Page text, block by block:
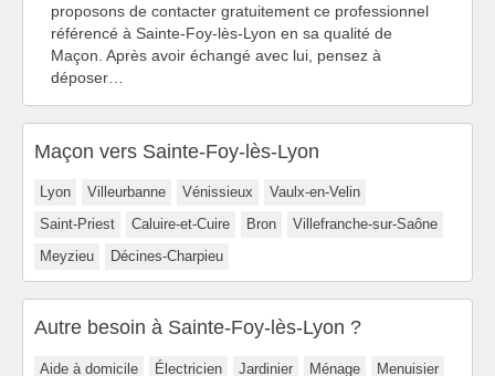
proposons de contacter gratuitement ce professionnel
référencé à Sainte-Foy-lès-Lyon en sa qualité de
Maçon. Après avoir échangé avec lui, pensez à
déposer…
Maçon vers Sainte-Foy-lès-Lyon
Lyon Villeurbanne Vénissieux
Vaulx-en-Velin
Saint-Priest
Caluire-et-Cuire Bron
Villefranche-sur-Saône
Meyzieu
Décines-Charpieu
Autre besoin à Sainte-Foy-lès-Lyon ?
Aide à domicile Électricien Jardinier Ménage
Menuisier